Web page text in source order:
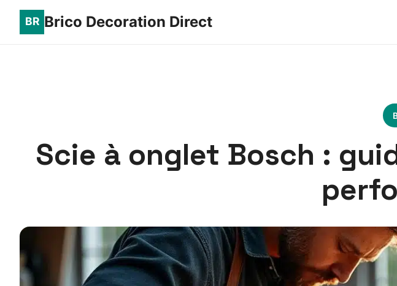
Brico Decoration Direct
Scie à onglet Bosch :